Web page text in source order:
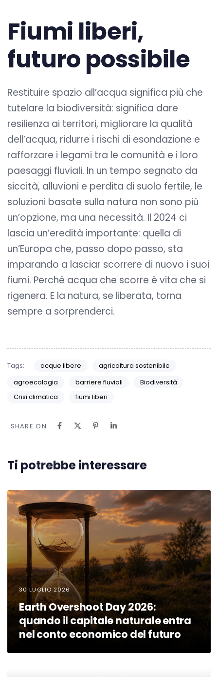
Fiumi liberi,
futuro possibile
Restituire spazio all’acqua significa più che
tutelare la biodiversità: significa dare
resilienza ai territori, migliorare la qualità
dell’acqua, ridurre i rischi di esondazione e
rafforzare i legami tra le comunità e i loro
paesaggi fluviali. In un tempo segnato da
siccità, alluvioni e perdita di suolo fertile, le
soluzioni basate sulla natura non sono più
un’opzione, ma una necessità. Il 2024 ci
lascia un’eredità importante: quella di
un’Europa che, passo dopo passo, sta
imparando a lasciar scorrere di nuovo i suoi
fiumi. Perché acqua che scorre è vita che si
rigenera. E la natura, se liberata, torna
sempre a sorprenderci.
Tags: acque libere
agricoltura sostenibile
agroecologia
barriere fluviali
Biodiversità
Crisi climatica
fiumi liberi
SHARE ON
Ti potrebbe interessare
30 LUGLIO 2026
Earth Overshoot Day 2026:
quando il capitale naturale entra
nel conto economico del futuro